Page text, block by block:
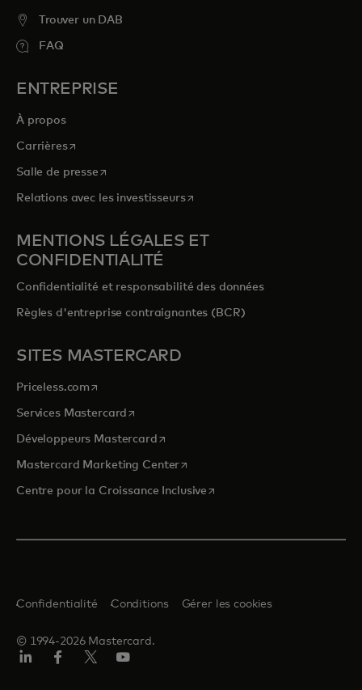
Trouver un DAB
FAQ
ENTREPRISE
À propos
Carrièress’ouvre dans un nouvel onglet
Salle de presses’ouvre dans un nouvel onglet
Relations avec les investisseurss’ouvre dans un nouvel onglet
MENTIONS LÉGALES ET
CONFIDENTIALITÉ
Confidentialité et responsabilité des données
Règles d'entreprise contraignantes (BCR)
SITES MASTERCARD
Priceless.com s’ouvre dans un nouvel onglet
Services Mastercard s’ouvre dans un nouvel onglet
Développeurs Mastercards’ouvre dans un nouvel onglet
Mastercard Marketing Centers’ouvre dans un nouvel onglet
Centre pour la Croissance Inclusive s’ouvre dans un nouvel
© 1994-2026 Mastercard.
Confidentialité Conditions Gérer les cookies